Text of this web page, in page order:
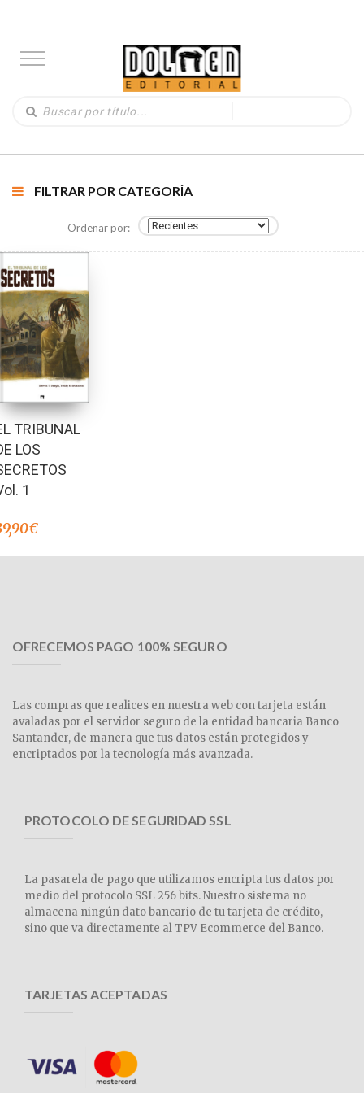
FILTRAR POR CATEGORÍA
Ordenar por:
TRIBUNAL
LOS
1
€
OFRECEMOS PAGO 100% SEGURO
Las compras que realices en nuestra web con tarjeta están
avaladas por el servidor seguro de la entidad bancaria Banco
Santander, de manera que tus datos están protegidos y
encriptados por la tecnología más avanzada.
PROTOCOLO DE SEGURIDAD SSL
La pasarela de pago que utilizamos encripta tus datos por
medio del protocolo SSL 256 bits. Nuestro sistema no
almacena ningún dato bancario de tu tarjeta de crédito,
sino que va directamente al TPV Ecommerce del Banco.
TARJETAS ACEPTADAS